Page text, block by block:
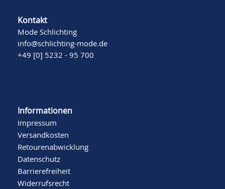
Kontakt
Mode Schlichting
info@schlichting-mode.de
+49 [0] 5232 - 95 700
Informationen
Impressum
Versandkosten
Retourenabwicklung
Datenschutz
Barrierefreiheit
Widerrufsrecht